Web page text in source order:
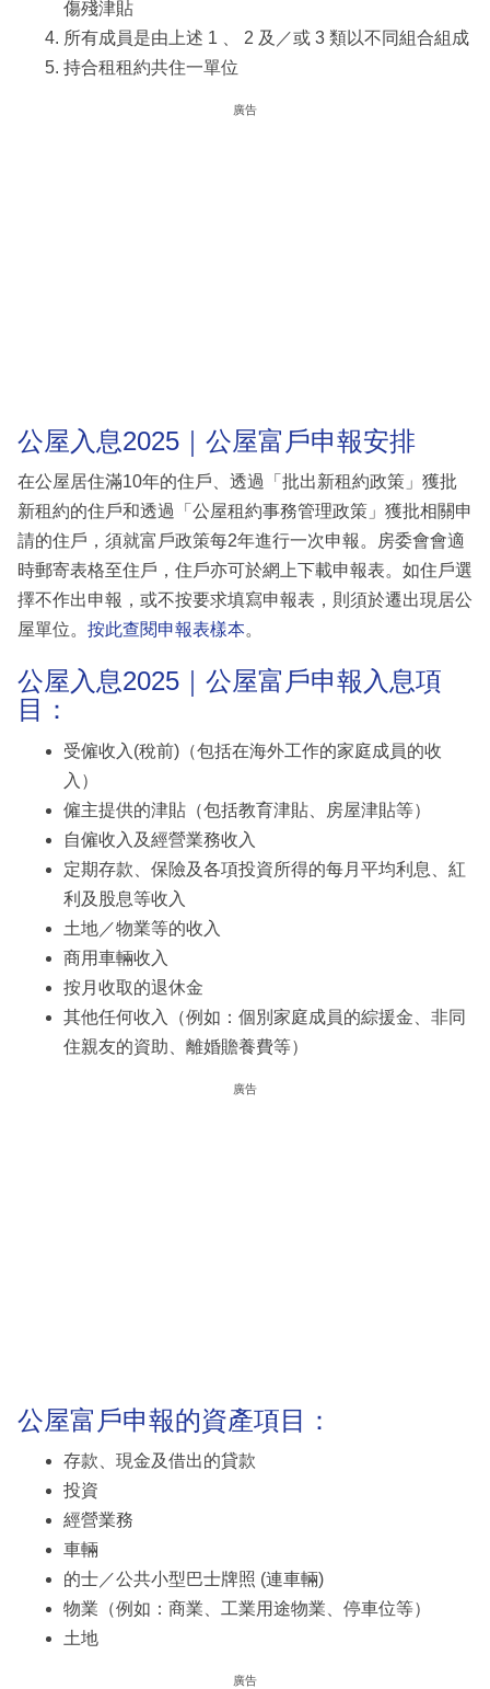
傷殘津貼
所有成員是由上述 1 、 2 及／或 3 類以不同組合組成
持合租租約共住一單位
廣告
公屋入息2025｜公屋富戶申報安排
在公屋居住滿10年的住戶、透過「批出新租約政策」獲批
新租約的住戶和透過「公屋租約事務管理政策」獲批相關申
請的住戶，須就富戶政策每2年進行一次申報。房委會會適
時郵寄表格至住戶，住戶亦可於網上下載申報表。如住戶選
擇不作出申報，或不按要求填寫申報表，則須於遷出現居公
屋單位。 按此查閱申報表樣本。
公屋入息2025｜公屋富戶申報入息項
目：
受僱收入(稅前)（包括在海外工作的家庭成員的收
入）
僱主提供的津貼（包括教育津貼、房屋津貼等）
自僱收入及經營業務收入
定期存款、保險及各項投資所得的每月平均利息、紅
利及股息等收入
土地／物業等的收入
商用車輛收入
按月收取的退休金
其他任何收入（例如：個別家庭成員的綜援金、非同
住親友的資助、離婚贍養費等）
廣告
公屋富戶申報的資產項目：
存款、現金及借出的貸款
投資
經營業務
車輛
的士／公共小型巴士牌照 (連車輛)
物業（例如：商業、工業用途物業、停車位等）
土地
廣告